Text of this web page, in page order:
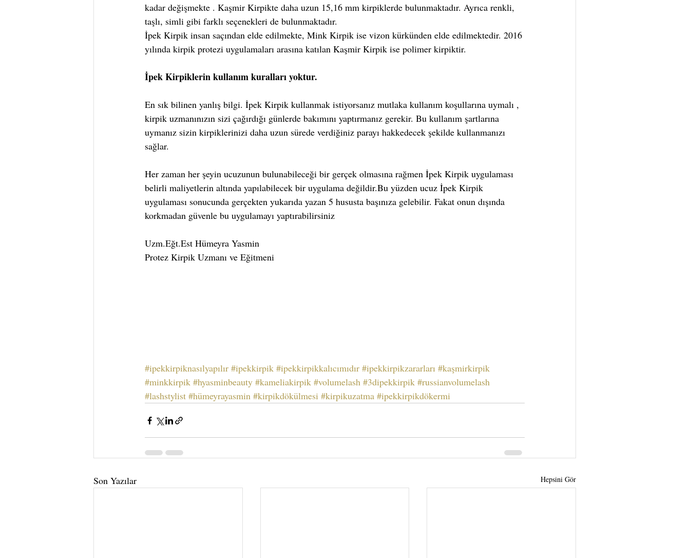
kadar değişmekte . Kaşmir Kirpikte daha uzun 15,16 mm kirpiklerde bulunmaktadır. Ayrıca renkli,
taşlı, simli gibi farklı seçenekleri de bulunmaktadır.
İpek Kirpik insan saçından elde edilmekte, Mink Kirpik ise vizon kürkünden elde edilmektedir. 2016
yılında kirpik protezi uygulamaları arasına katılan Kaşmir Kirpik ise polimer kirpiktir.
İpek Kirpiklerin kullanım kuralları yoktur.
En sık bilinen yanlış bilgi. İpek Kirpik kullanmak istiyorsanız mutlaka kullanım koşullarına uymalı ,
kirpik uzmanınızın sizi çağırdığı günlerde bakımını yaptırmanız gerekir. Bu kullanım şartlarına
uymanız sizin kirpiklerinizi daha uzun sürede verdiğiniz parayı hakkedecek şekilde kullanmanızı
sağlar.
Her zaman her şeyin ucuzunun bulunabileceği bir gerçek olmasına rağmen İpek Kirpik uygulaması
belirli maliyetlerin altında yapılabilecek bir uygulama değildir.Bu yüzden ucuz İpek Kirpik
uygulaması sonucunda gerçekten yukarıda yazan 5 hususta başınıza gelebilir. Fakat onun dışında
korkmadan güvenle bu uygulamayı yaptırabilirsiniz
Uzm.Eğt.Est Hümeyra Yasmin
Protez Kirpik Uzmanı ve Eğitmeni
#ipekkirpiknasılyapılır #ipekkirpik #ipekkirpikkalıcımıdır #ipekkirpikzararları #kaşmirkirpik
#minkkirpik #hyasminbeauty #kameliakirpik #volumelash #3dipekkirpik #russianvolumelash
#lashstylist #hümeyrayasmin #kirpikdökülmesi #kirpikuzatma #ipekkirpikdökermi
Son Yazılar Hepsini Gör